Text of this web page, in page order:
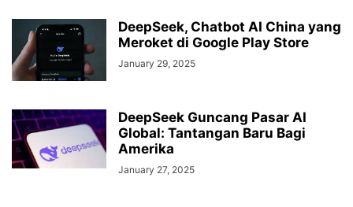
DeepSeek, Chatbot AI China yang
Meroket di Google Play Store
January 29, 2025
DeepSeek Guncang Pasar AI
Global: Tantangan Baru Bagi
Amerika
January 27, 2025